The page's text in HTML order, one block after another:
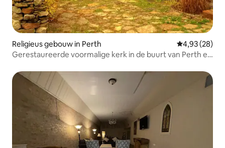
Religieus gebouw in Perth Gemiddelde
4,93 (28)
Gerestaureerde voormalige kerk in de buurt van Perth en